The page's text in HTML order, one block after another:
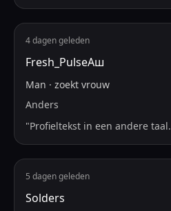
4 dagen geleden
Fresh_PulseАш
Man · zoekt vrouw
Anders
"Profieltekst in een andere taal.
5 dagen geleden
Solders